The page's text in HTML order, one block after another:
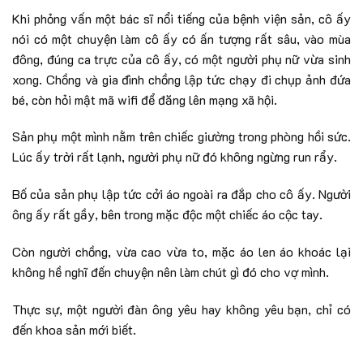
Khi phỏng vấn một bác sĩ nổi tiếng của bệnh viện sản, cô ấy
nói có một chuyện làm cô ấy có ấn tượng rất sâu, vào mùa
đông, đúng ca trực của cô ấy, có một người phụ nữ vừa sinh
xong. Chồng và gia đình chồng lập tức chạy đi chụp ảnh đứa
bé, còn hỏi mật mã wifi để đăng lên mạng xã hội.
Sản phụ một mình nằm trên chiếc giường trong phòng hồi sức.
Lúc ấy trời rất lạnh, người phụ nữ đó không ngừng run rẩy.
Bố của sản phụ lập tức cởi áo ngoài ra đắp cho cô ấy. Người
ông ấy rất gầy, bên trong mặc độc một chiếc áo cộc tay.
Còn người chồng, vừa cao vừa to, mặc áo len áo khoác lại
không hề nghĩ đến chuyện nên làm chút gì đó cho vợ mình.
Thực sự, một người đàn ông yêu hay không yêu bạn, chỉ có
đến khoa sản mới biết.